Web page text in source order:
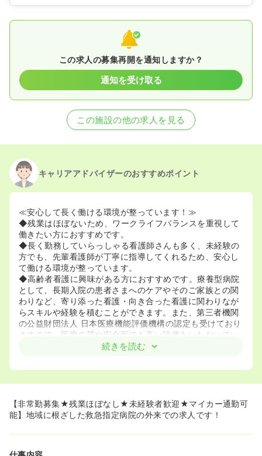
この求人の募集再開を通知しますか？
通知を受け取る
この施設の他の求人を見る
キャリアアドバイザーのおすすめポイント
≪安心して長く働ける環境が整っています！≫
◆残業はほぼないため、ワークライフバランスを重視して
働きたい方におすすめです。
◆長く勤務していらっしゃる看護師さんも多く、未経験の
方でも、先輩看護師が丁寧に指導してくれるため、安心し
て働ける環境が整っています。
◆高齢者看護に興味がある方におすすめです。療養型病院
として、長期入院の患者さまへのケアやそのご家族との関
わりなど、寄り添った看護・向き合った看護に関わりなが
らスキルや経験を積むことができます。また、第三者機関
の公益財団法人 日本医療機能評価機構の認定も受けており
ますので、医療の質や安全面でも高い評価をいただいてい
歩10分と通勤しやすいです。
続きを読む
【非常勤募集★残業ほぼなし★未経験者歓迎★マイカー通勤可
能】地域に根ざした救急指定病院の外来での求人です！